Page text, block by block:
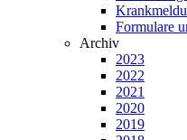
Formulare
Archiv
2023
2022
2021
2020
2019